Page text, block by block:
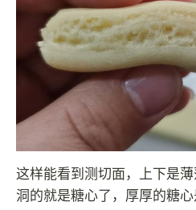
这样能看到测切面，上下是
洞的就是糖心了，厚厚的糖心